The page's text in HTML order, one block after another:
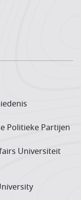
Politieke Partijen
Universiteit